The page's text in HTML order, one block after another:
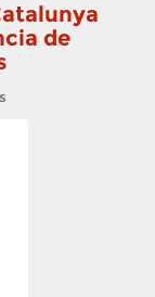
de